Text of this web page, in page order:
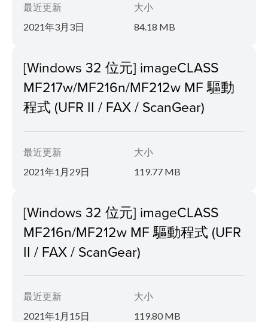
最近更新
2021年3月3日
大小
84.18 MB
[Windows 32 位元] imageCLASS
MF217w/MF216n/MF212w MF 驅動
程式 (UFR II / FAX / ScanGear)
最近更新
2021年1月29日
大小
119.77 MB
[Windows 32 位元] imageCLASS
MF216n/MF212w MF 驅動程式 (UFR
II / FAX / ScanGear)
最近更新
2021年1月15日
大小
119.80 MB